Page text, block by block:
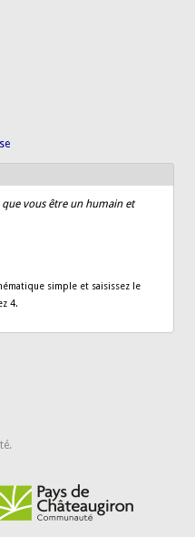
vous être un humain et
simple et saisissez le
4.